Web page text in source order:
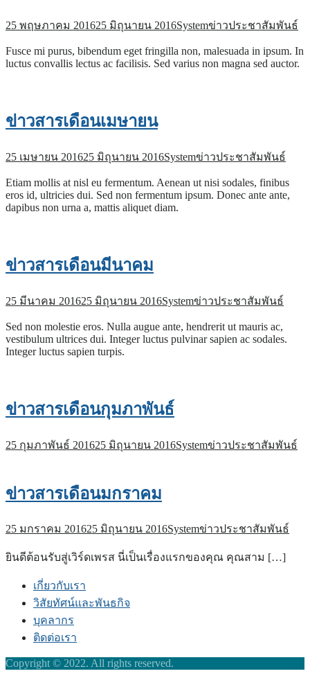
25 พฤษภาคม 201625 มิถุนายน 2016Systemข่าวประชาสัมพันธ์
Fusce mi purus, bibendum eget fringilla non, malesuada in ipsum. In
luctus convallis lectus ac facilisis. Sed varius non magna sed auctor.
ข่าวสารเดือนเมษายน
25 เมษายน 201625 มิถุนายน 2016Systemข่าวประชาสัมพันธ์
Etiam mollis at nisl eu fermentum. Aenean ut nisi sodales, finibus
eros id, ultricies dui. Sed non fermentum ipsum. Donec ante ante,
dapibus non urna a, mattis aliquet diam.
ข่าวสารเดือนมีนาคม
25 มีนาคม 201625 มิถุนายน 2016Systemข่าวประชาสัมพันธ์
Sed non molestie eros. Nulla augue ante, hendrerit ut mauris ac,
vestibulum ultrices dui. Integer luctus pulvinar sapien ac sodales.
Integer luctus sapien turpis.
ข่าวสารเดือนกุมภาพันธ์
25 กุมภาพันธ์ 201625 มิถุนายน 2016Systemข่าวประชาสัมพันธ์
ข่าวสารเดือนมกราคม
25 มกราคม 201625 มิถุนายน 2016Systemข่าวประชาสัมพันธ์
ยินดีต้อนรับสู่เวิร์ดเพรส นี่เป็นเรื่องแรกของคุณ คุณสาม […]
เกี่ยวกับเรา
วิสัยทัศน์และพันธกิจ
บุคลากร
ติดต่อเรา
Copyright © 2022. All rights reserved.